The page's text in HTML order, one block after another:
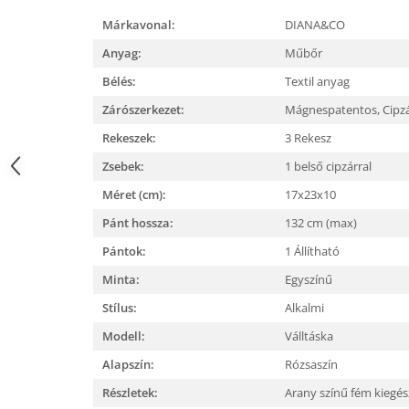
Márkavonal:
DIANA&CO
Anyag:
Műbőr
Bélés:
Textil anyag
Zárószerkezet:
Mágnespatentos,
Rekeszek:
3 Rekesz
Zsebek:
1 belső cipzárral
Méret (cm):
17x23x10
Pánt hossza:
132 cm (max)
Pántok:
1 Állítható
Minta:
Egyszínű
Stílus:
Alkalmi
Modell:
Válltáska
Alapszín:
Rózsaszín
Részletek:
Arany színű fém